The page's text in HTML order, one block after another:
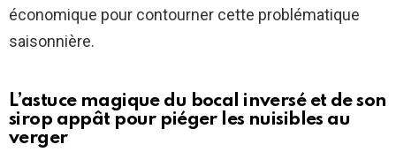
économique pour contourner cette problématique
saisonnière.
L’astuce magique du bocal inversé et de son
sirop appât pour piéger les nuisibles au
verger